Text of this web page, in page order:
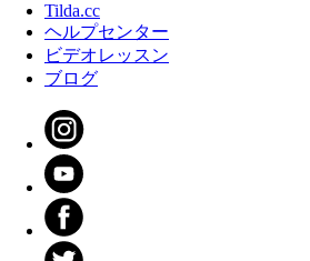
Tilda.cc
ヘルプセンター
ビデオレッスン
ブログ